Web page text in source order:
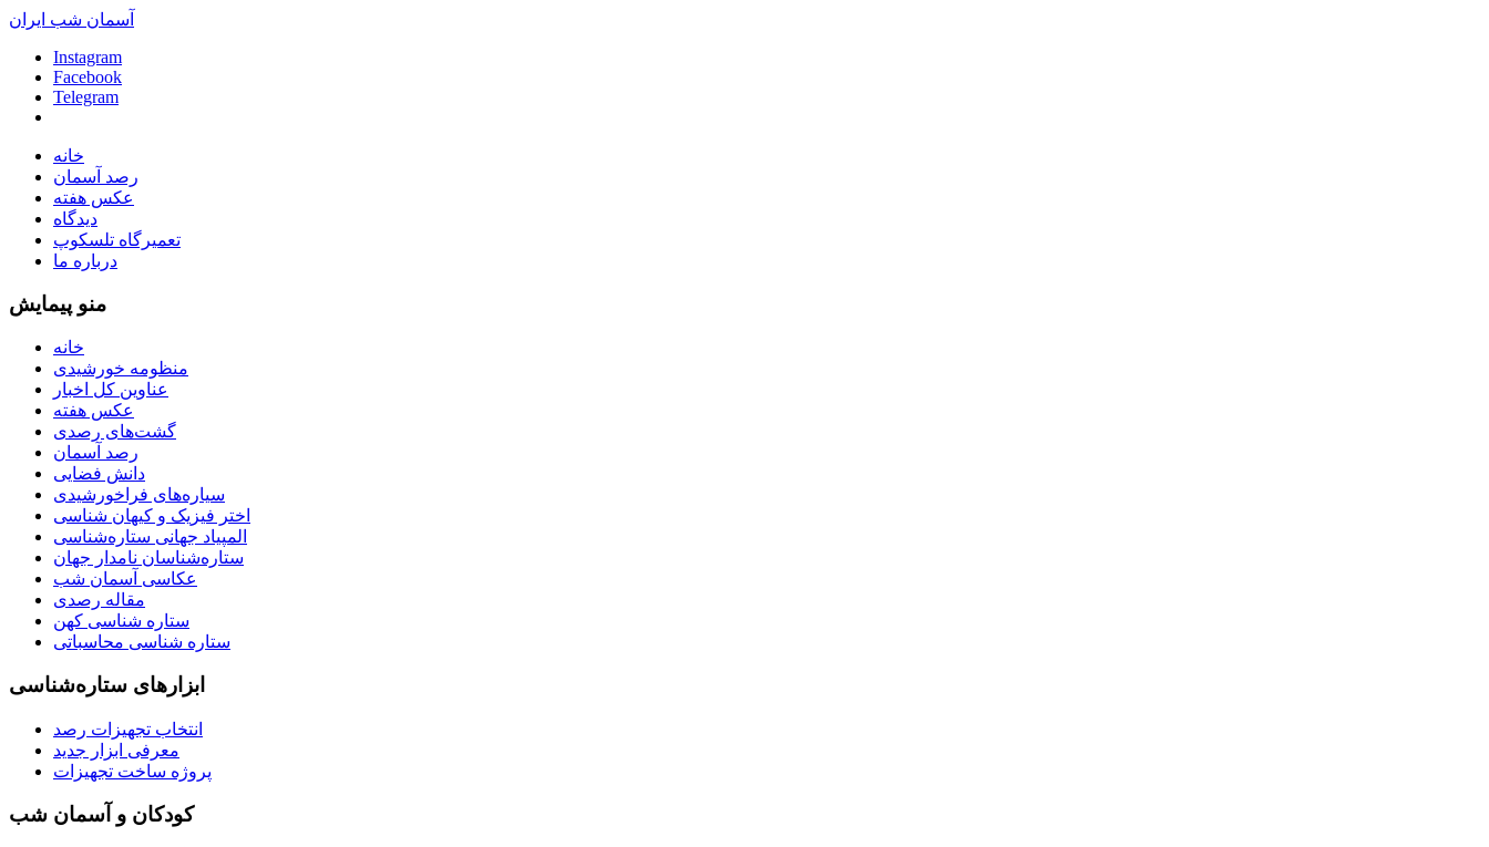
آسمان شب ایران
Instagram
Facebook
Telegram
خانه
رصد آسمان
عکس هفته
دیدگاه
تعمیرگاه تلسکوپ
درباره ما
منو پیمایش
خانه
منظومه خورشیدی
عناوین کل اخبار
عکس هفته
گشت‌های رصدی
رصد آسمان
دانش فضایی
سیاره‌های فراخورشیدی
اختر فیزیک و کیهان شناسی
المپیاد جهانی ستاره‌شناسی
ستاره‌شناسان نامدار جهان
عکاسی آسمان شب
مقاله رصدی
ستاره شناسی کهن
ستاره شناسی محاسباتی
ابزارهای ستاره‌شناسی
انتخاب تجهیزات رصد
معرفی ابزار جدید
پروژه ساخت تجهیزات
کودکان و آسمان شب